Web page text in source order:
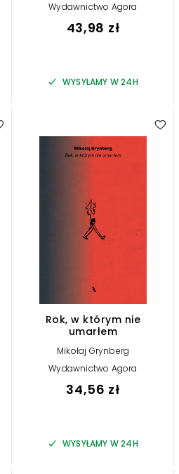
Wydawnictwo Agora
43,98 zł
WYSYŁAMY W 24H
Rok, w którym nie
umarłem
Mikołaj Grynberg
Wydawnictwo Agora
34,56 zł
WYSYŁAMY W 24H